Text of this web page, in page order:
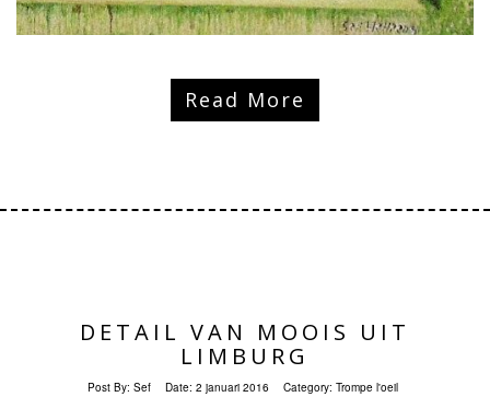
Read More
DETAIL VAN MOOIS UIT
LIMBURG
Post By: Sef Date: 2 januari 2016 Category: Trompe l'oeil